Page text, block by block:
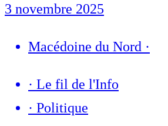
3 novembre 2025
Macédoine du Nord ·
· Le fil de l'Info
· Politique